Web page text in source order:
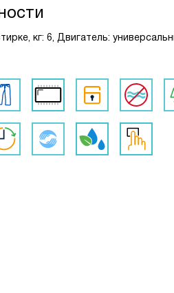
кг: 6, Двигатель: